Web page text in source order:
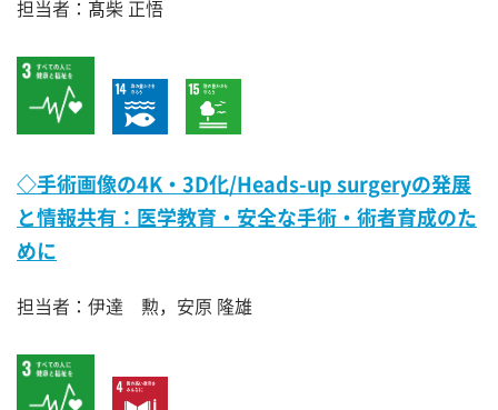
担当者：髙柴 正悟
◇手術画像の4K・3D化/Heads-up surgeryの発展
と情報共有：医学教育・安全な手術・術者育成のた
めに
担当者：伊達 勲，安原 隆雄